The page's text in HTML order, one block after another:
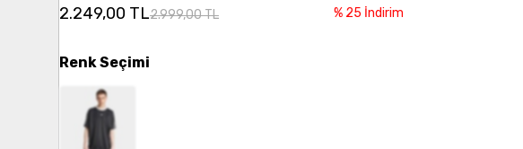
2.249,00 TL2.999,00 TL % 25 İndirim
RenkSeçimi